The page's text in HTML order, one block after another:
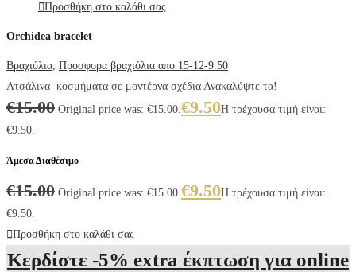
Προσθήκη στο καλάθι σας
Orchidea bracelet
Βραχιόλια, Προσφορα βραχιόλια απο 15-12-9.50
Ατσάλινα κοσμήματα σε μοντέρνα σχέδια Ανακαλύψτε τα!
€15.00 Original price was: €15.00.€9.50Η τρέχουσα τιμή είναι:
€9.50.
Άμεσα Διαθέσιμο
€15.00 Original price was: €15.00.€9.50Η τρέχουσα τιμή είναι:
€9.50.
Προσθήκη στο καλάθι σας
Κερδίστε -5% extra έκπτωση για online